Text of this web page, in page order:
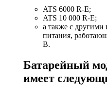
ATS 6000 R-E;
ATS 10 000 R-E;
а также с другими
питания,
В.
Батарейный
имеет